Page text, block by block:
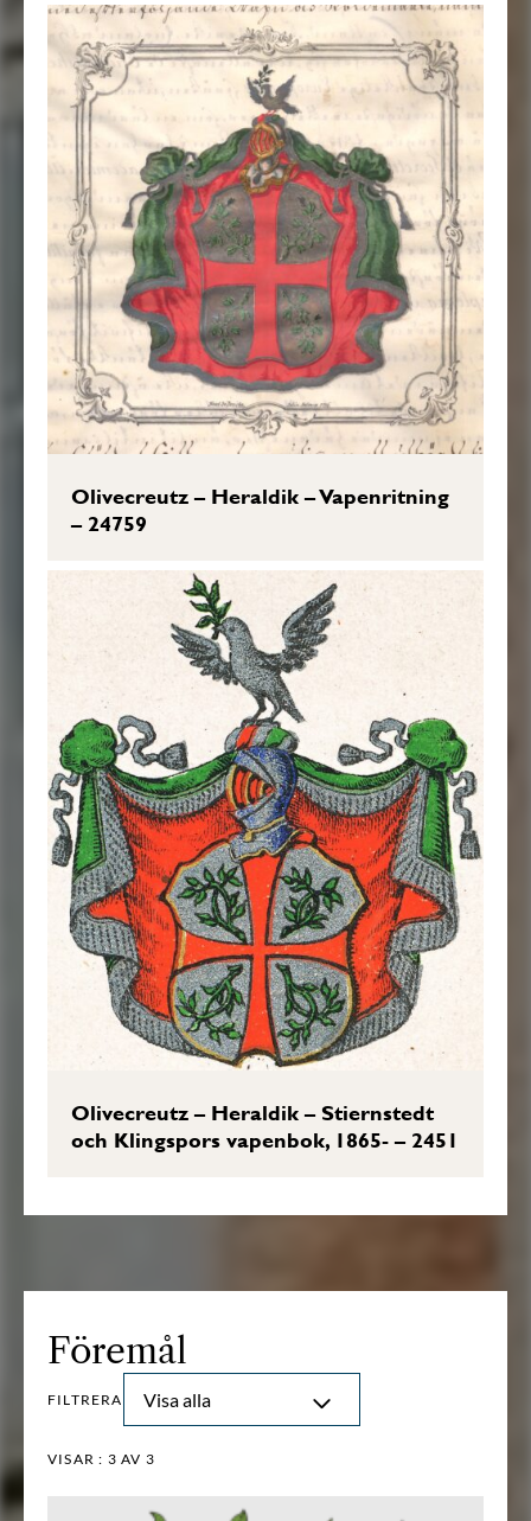
Olivecreutz – Heraldik – Vapenritning
– 24759
Olivecreutz – Heraldik – Stiernstedt
och Klingspors vapenbok, 1865- – 2451
Föremål
FILTRERA Visa alla
VISAR : 3 AV 3